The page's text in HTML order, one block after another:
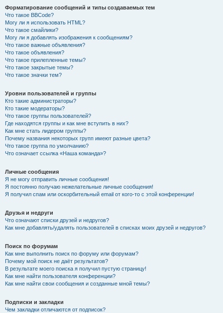
Форматирование сообщений и типы создаваемых тем
Что такое BBCode?
Могу ли я использовать HTML?
Что такое смайлики?
Могу ли я добавлять изображения к сообщениям?
Что такое важные объявления?
Что такое объявления?
Что такое прилепленные темы?
Что такое закрытые темы?
Что такое значки тем?
Уровни пользователей и группы
Кто такие администраторы?
Кто такие модераторы?
Что такое группы пользователей?
Где находятся группы и как мне вступить в них?
Как мне стать лидером группы?
Почему названия некоторых групп имеют разные цвета?
Что такое группа по умолчанию?
Что означает ссылка «Наша команда»?
Личные сообщения
Я не могу отправить личные сообщения!
Я постоянно получаю нежелательные личные сообщения!
Я получил спам или оскорбительный email от кого-то с этой конференции!
Друзья и недруги
Что означают списки друзей и недругов?
Как мне добавлять/удалять пользователей в списках моих друзей и недругов?
Поиск по форумам
Как мне выполнить поиск по форуму или форумам?
Почему мой поиск не даёт результатов?
В результате моего поиска я получил пустую страницу!
Как мне найти пользователя конференции?
Как мне найти свои сообщения и созданные мной темы?
Подписки и закладки
Чем закладки отличаются от подписок?